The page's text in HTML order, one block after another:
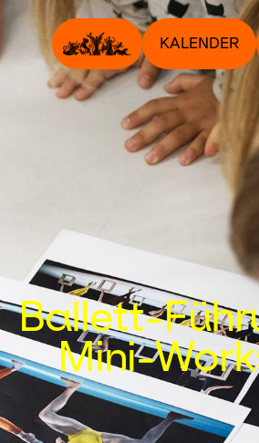
KALENDER
Ballett-
Mini-